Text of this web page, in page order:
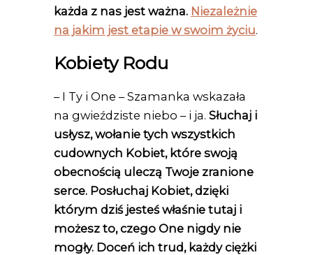
każda z nas jest ważna. Niezależnie
na jakim jest etapie w swoim życiu.
Kobiety Rodu
– I Ty i One – Szamanka wskazała
na gwieździste niebo – i ja. Słuchaj i
usłysz, wołanie tych wszystkich
cudownych Kobiet, które swoją
obecnością uleczą Twoje zranione
serce. Posłuchaj Kobiet, dzięki
którym dziś jesteś właśnie tutaj i
możesz to, czego One nigdy nie
mogły. Doceń ich trud, każdy ciężki